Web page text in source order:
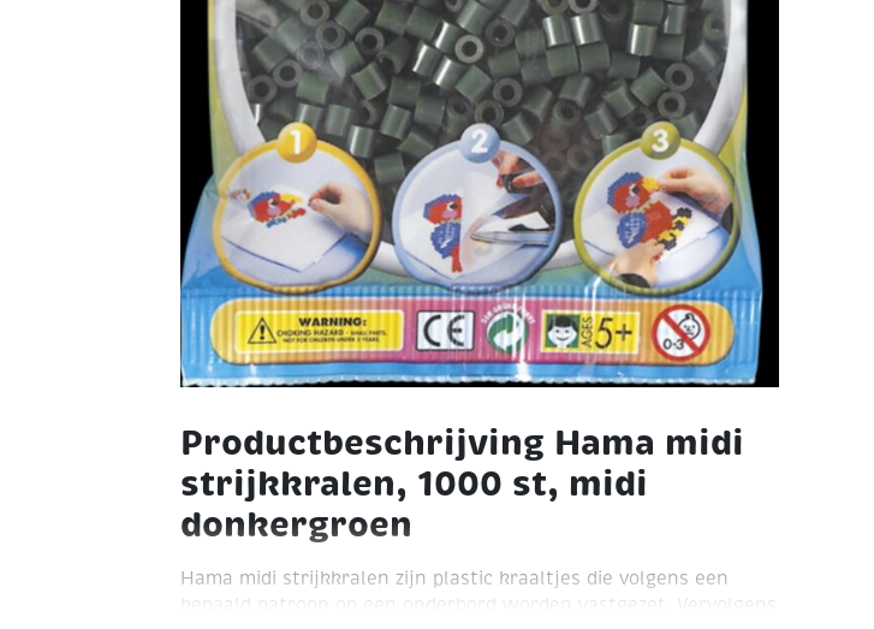
Productbeschrijving Hama midi
strijkkralen, 1000 st, midi
donkergroen
Hama midi strijkkralen zijn plastic kraaltjes die volgens een
bepaald patroon op een onderbord worden vastgezet. Vervolgens